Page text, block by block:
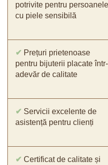
potrivite pentru persoanele
cu piele sensibilă
✔ Prețuri prietenoase
pentru bijuterii placate într-
adevăr de calitate
✔ Servicii excelente de
asistență pentru clienți
✔ Certificat de calitate și